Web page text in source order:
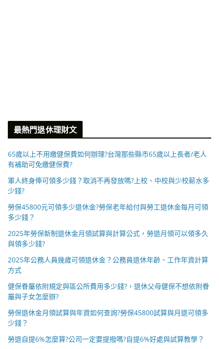
最熱門退休理財文
65歲以上不用繳健保費如何辦理?台灣那些縣市65歲以上長者/老人
有補助可免繳健保費?
軍人終身俸可領多少錢？取消不再發放嗎?上校、中校與少校薪水多
少錢?
勞保45800元可領多少退休金?勞保老年給付與勞工退休金每月可領
多少錢？
2025年勞保新制退休金月領試算與計算公式，勞退月領可以領多久
與領多少錢?
2025年公務人員幾歲可領退休金？公務員退休年齡、工作年資計算
方式
健保眷屬依附規定與區公所費用多少錢?，退休父母健保不想依附眷
屬與子女怎麼辦?
勞保退休金月領試算與年資如何查詢?勞保45800試算與月退可領多
少錢？
勞退自提6%怎麼算?公司一定要提撥嗎?自提6%好處與試算教學？